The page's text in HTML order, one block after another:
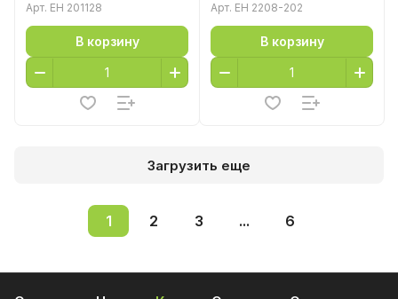
Арт. EH 201128
В корзину
Арт. EH 2208-202
В корзину
Загрузить еще
1 2 3 ... 6